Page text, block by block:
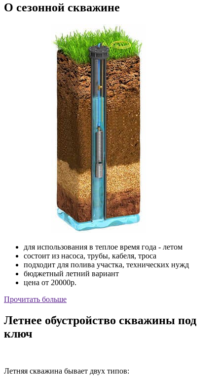
О сезонной скважине
для использования в теплое время года - летом
состоит из насоса, трубы, кабеля, троса
подходит для полива участка, технических нужд
бюджетный летний вариант
цена от 20000р.
Прочитать больше
Летнее обустройство скважины под
ключ
Летняя скважина бывает двух типов: